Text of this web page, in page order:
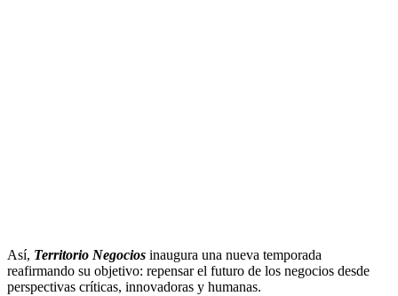
Así, Territorio Negocios inaugura una nueva temporada
reafirmando su objetivo: repensar el futuro de los negocios desde
perspectivas críticas, innovadoras y humanas.